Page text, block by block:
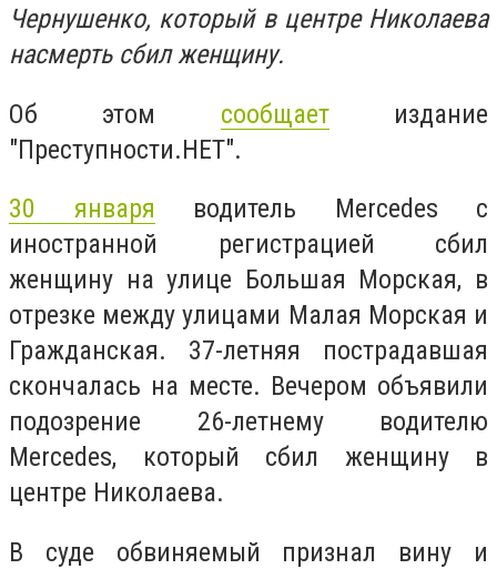
Чернушенко, который в центре Николаева
насмерть сбил женщину.
Об этом сообщаетиздание
"Преступности.НЕТ".
30 января водитель Mercedes с
иностранной регистрацией сбил
женщину на улице Большая Морская, в
отрезке между улицами Малая Морская и
Гражданская. 37-летняя пострадавшая
скончалась на месте. Вечером объявили
подозрение 26-летнему водителю
Mercedes, который сбил женщину в
центре Николаева.
В суде обвиняемый признал вину и